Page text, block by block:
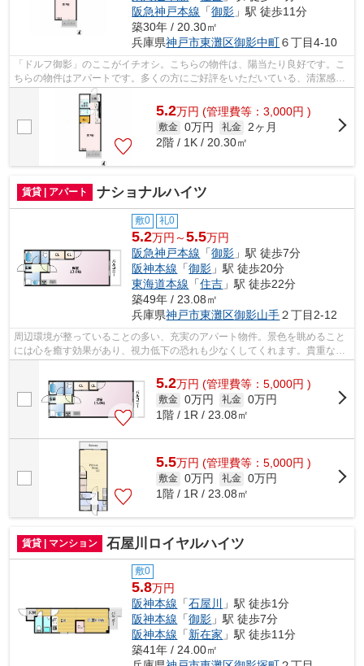
阪急神戸本線 「御影 」駅 徒歩11分
築30年 / 20.30㎡
兵庫県神戸市東灘区御影中町６丁目4-10
「ドルフ御影」のここがイチオシ。こちらの物件は、陽当たり良好です。こ
ちらの物件はアパートです。多くの方にご好評をいただいている、清潔感の
ある賃貸物件です。神戸市東灘区エリ...
5.2万円 (管理費等：3,000円 )
敷金 0万円 礼金 2ヶ月
2階 / 1K / 20.30㎡
賃貸 | アパート ナショナルハイツ
敷0 礼0
5.2万円～5.5万円
阪急神戸本線 「御影 」駅 徒歩7分
阪神本線 「御影 」駅 徒歩20分
東海道本線 「住吉 」駅 徒歩22分
築49年 / 23.08㎡
兵庫県神戸市東灘区御影山手２丁目2-12
周辺環境が整っていることの多い、充実のアパート物件。景色を眺めること
には心を癒す効果があり、視力低下の恐れも少なくしてくれます。貴重な時
間を大切にしたいビジネスマンにおす...
5.2万円 (管理費等：5,000円 )
敷金 0万円 礼金 0万円
1階 / 1R / 23.08㎡
5.5万円 (管理費等：5,000円 )
敷金 0万円 礼金 0万円
1階 / 1R / 23.08㎡
賃貸 | マンション 石屋川ロイヤルハイツ
敷0
5.8万円
阪神本線 「石屋川
」駅 徒歩1分
阪神本線 「御影 」駅 徒歩7分
阪神本線 「新在家 」駅 徒歩11分
築41年 / 24.00㎡